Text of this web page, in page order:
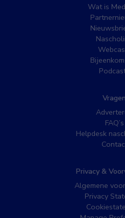
Wat is
Vragen
FAQ’s
Helpdesk
Privacy &
Algemene
Privacy